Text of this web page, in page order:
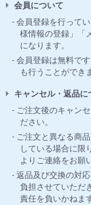
会員について
会員登録を行って
様情報の登録」「
になります。
会員登録は無料で
も行うことができ
キャンセル・返品に
ご注文後のキャン
ださい。
ご注文と異なる商
している場合に限
よりご連絡をお願
返品及び交換の対
負担させていただ
責任を負いかねま